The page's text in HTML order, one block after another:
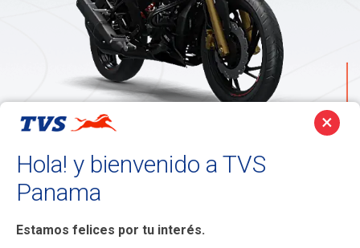
Descripción de la Motocicleta
Deportiva Apache RTR 200 4V
La TVS Apache RTR 200 4V eleva el rendimiento innovador
como el nuevo Smart XConnect y un estilo distintivo, el RTR
×
Hola! y bienvenido a TVS
Panama
Estamos felices por tu interés.